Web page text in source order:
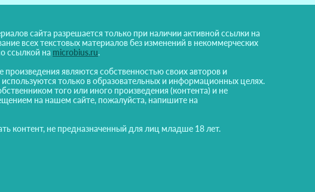
сайта разрешается только при наличии активной ссылки на
всех текстовых материалов без изменений в некоммерческих
ссылкой на microbius.ru.
произведения являются собственностью своих авторов и
только в образовательных и информационных целях.
того или иного произведения (контента) и не
на нашем сайте, пожалуйста, напишите на
контент, не предназначенный для лиц младше 18 лет.